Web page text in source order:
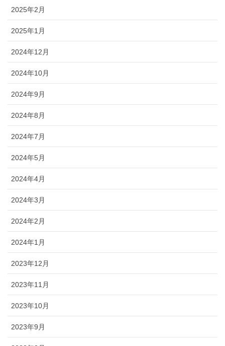
2025年2月
2025年1月
2024年12月
2024年10月
2024年9月
2024年8月
2024年7月
2024年5月
2024年4月
2024年3月
2024年2月
2024年1月
2023年12月
2023年11月
2023年10月
2023年9月